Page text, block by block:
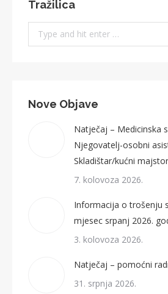
Tražilica
Search:
Nove Objave
Natječaj – Medicinska
Njegovatelj-osobni
Skladištar/kućni
7. kolovoza 2026.
Informacija o trošenju
mjesec srpanj 2026.
3. kolovoza 2026.
Natječaj – pomoćni
31. srpnja 2026.